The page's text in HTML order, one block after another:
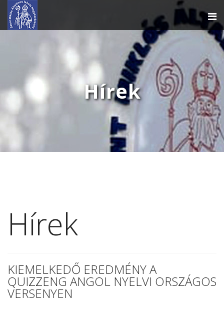
Hírek
Hírek
KIEMELKEDŐ EREDMÉNY A
QUIZZENG ANGOL NYELVI ORSZÁGOS
VERSENYEN